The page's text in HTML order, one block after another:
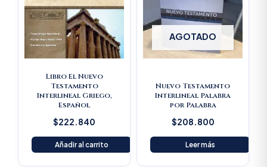
Libro El Nuevo
Testamento
Interlineal Griego,
Español
$222.840
Añadir al carrito
AGOTADO
Nuevo Testamento
Interlineal Palabra
por Palabra
$208.800
Leer más